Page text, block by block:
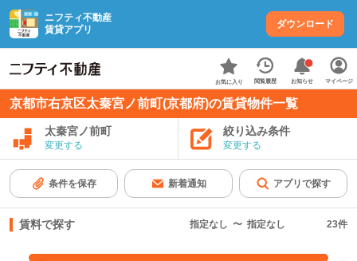
ニフティ不動産
賃貸アプリ
ダウンロード
お気に入り 閲覧履歴 お知らせ マイページ
京都市右京区太秦宮ノ前町(京都府)の賃貸物件一覧
太秦宮ノ前町
変更する
絞り込み条件
変更する
条件を保存 新着通知 アプリで探す
賃料で探す 指定なし 〜 指定なし 23件